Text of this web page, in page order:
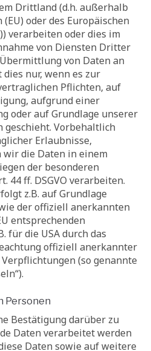
Drittland (d.h. außerhalb
oder des Europäischen
verarbeiten oder dies im
von Diensten Dritter
von Daten an
nur, wenn es zur
Pflichten, auf
aufgrund einer
oder auf Grundlage unserer
Vorbehaltlich
Erlaubnisse,
die Daten in einem
der besonderen
44 ff. DSGVO verarbeiten.
z.B. auf Grundlage
der offiziell anerkannten
entsprechenden
für die USA durch das
offiziell anerkannter
(so genannte
Personen
Bestätigung darüber zu
Daten verarbeitet werden
Daten sowie auf weitere